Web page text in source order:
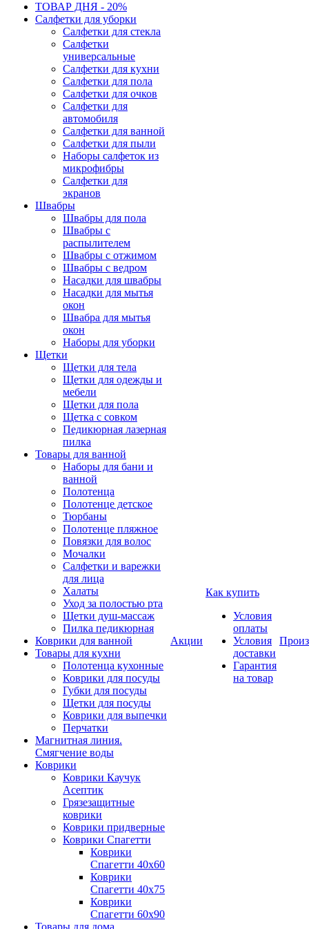
ТОВАР ДНЯ - 20%
Салфетки для уборки
Салфетки для стекла
Салфетки
универсальные
Салфетки для кухни
Салфетки для пола
Салфетки для очков
Салфетки для
автомобиля
Салфетки для ванной
Салфетки для пыли
Наборы салфеток из
микрофибры
Салфетки для
экранов
Швабры
Швабры для пола
Швабры с
распылителем
Швабры с отжимом
Швабры с ведром
Насадки для швабры
Насадки для мытья
окон
Швабра для мытья
окон
Наборы для уборки
Щетки
Щетки для тела
Щетки для одежды и
мебели
Щетки для пола
Щетка с совком
Педикюрная лазерная
пилка
Товары для ванной
Наборы для бани и
ванной
Полотенца
Полотенце детское
Тюрбаны
Полотенце пляжное
Повязки для волос
Мочалки
Салфетки и варежки
для лица
Халаты
Уход за полостью рта
Щетки душ-массаж
Пилка педикюрная
Коврики для ванной
Товары для кухни
Полотенца кухонные
Коврики для посуды
Губки для посуды
Щетки для посуды
Коврики для выпечки
Перчатки
Магнитная линия.
Смягчение воды
Коврики
Коврики Каучук
Асептик
Грязезащитные
коврики
Коврики придверные
Коврики Спагетти
Коврики
Спагетти 40х60
Коврики
Спагетти 40х75
Коврики
Спагетти 60х90
Товары для дома
Акции
Как купить
Условия
оплаты
Условия
доставки
Гарантия
на товар